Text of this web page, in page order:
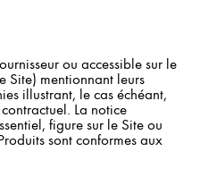
ou accessible sur le
Site) mentionnant leurs
illustrant, le cas échéant,
La notice
figure sur le Site ou
sont conformes aux